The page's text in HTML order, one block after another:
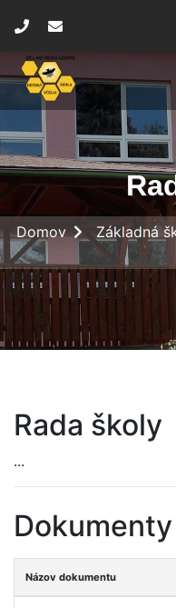
Domov Základná
Rada školy
...
Názov dokumentu